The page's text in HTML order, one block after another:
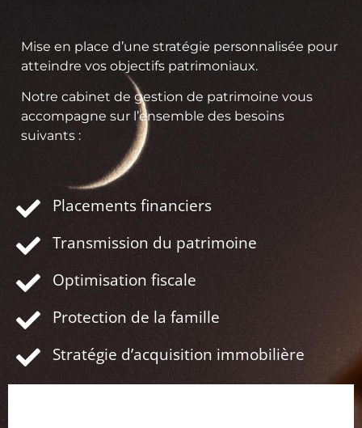
Mise en place d’une stratégie personnalisée pour
atteindre vos objectifs patrimoniaux.
Notre cabinet de gestion de patrimoine vous
accompagne sur l’ensemble des besoins
suivants :
Placements financiers
Transmission du patrimoine
Optimisation fiscale
Protection de la famille
Stratégie d’acquisition immobilière